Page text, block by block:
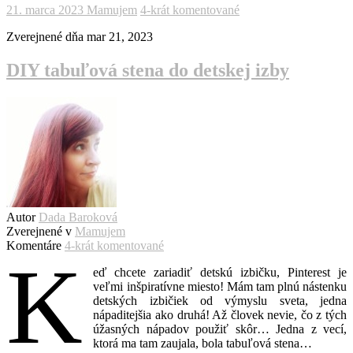
21. marca 2023 Mamujem 4-krát komentované
Zverejnené dňa mar 21, 2023
DIY tabuľová stena do detskej izby
Autor Dada Baroková
Zverejnené v Mamujem
Komentáre 4-krát komentované
K
eď chcete zariadiť detskú izbičku, Pinterest je
veľmi inšpiratívne miesto! Mám tam plnú nástenku
detských izbičiek od výmyslu sveta, jedna
nápaditejšia ako druhá! Až človek nevie, čo z tých
úžasných nápadov použiť skôr… Jedna z vecí,
ktorá ma tam zaujala, bola tabuľová stena…